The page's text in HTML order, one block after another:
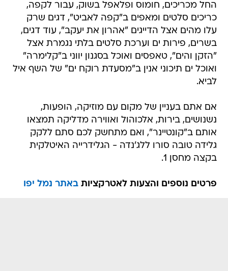
החל מכריכים, חומוס ופלאפל בשוק, עבור לקפה,
כריכים סלטים ומאפים ב"קפה לאביט", דגים שרק
עלו מהים אצל הדייגים "אהרון את יעקב", עוד דגים,
בשרים, פירות ים וערכת סלטים בלתי נגמרת אצל
"הזקן והים", טאפסים ואוכל בסגנון יווני ב"קלימרה"
ואוכל ים תיכוני אנין ב"מסעדת רוקח ים" של השף איל
לביא.
אם אתם בעניין של מקום עם מוזיקה, הופעות,
נשנושים, בירות, אלכוהול ואווירה מדליקה תמצאו
אותם ב"קונטיינר", ואם מתחשק לכם סתם ללקק
גלידה טובה סורו ללג'נדה - הגלידרייה האיטלקית
בקצה מחסן 1.
פרטים נוספים והצעות לאטרקציות באתר נמל יפו